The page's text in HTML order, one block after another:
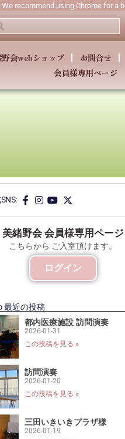
recommend using Chrome for a
野会webショップ
お問合せ
会員様専用ページ
美緒野会 会員様専用ページ
こちらから ご入室頂けます。
ログイン
最近の投稿
都内医療施設 訪問演奏
2026-01-31
この投稿を見る »
訪問演奏
2026-01-20
この投稿を見る »
三田いきいきプラザ様
2026-01-19